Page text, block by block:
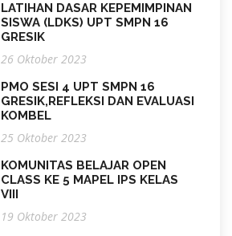
LATIHAN DASAR KEPEMIMPINAN
SISWA (LDKS) UPT SMPN 16
GRESIK
26 Oktober 2023
PMO SESI 4 UPT SMPN 16
GRESIK,REFLEKSI DAN EVALUASI
KOMBEL
25 Oktober 2023
KOMUNITAS BELAJAR OPEN
CLASS KE 5 MAPEL IPS KELAS
VIII
19 Oktober 2023